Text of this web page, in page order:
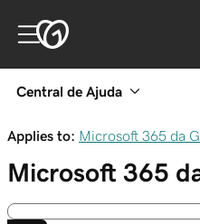
Central de Ajuda
Applies to: Microsoft 365 da
Microsoft 365